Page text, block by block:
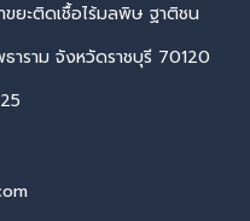
ขยะติดเชื้อไร้มลพิษ ฐาติชน
าราม จังหวัดราชบุรี 70120